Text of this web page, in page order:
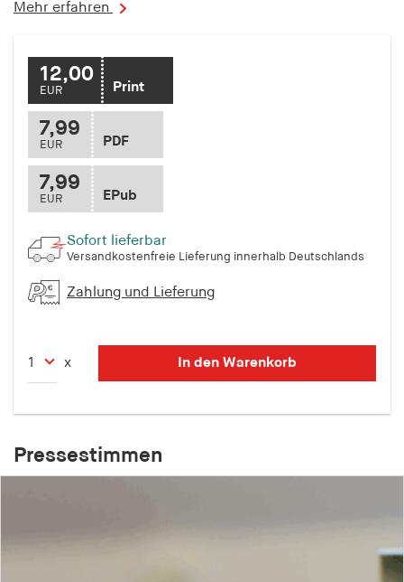
Mehr erfahren
12,00
EUR Print
7,99
EUR PDF
7,99
EUR EPub
Sofort lieferbar
Versandkostenfreie Lieferung innerhalb Deutschlands
Zahlung und Lieferung
x In den Warenkorb
Pressestimmen